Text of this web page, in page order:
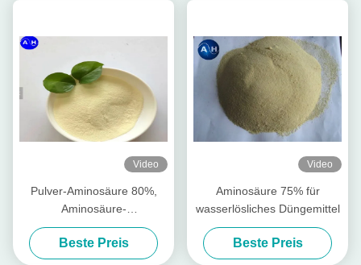
Video
Pulver-Aminosäure 80%,
Aminosäure-
Landwirtschafts-Düngemittel
regen Wurzel-Wachstum an
Beste Preis
Video
Aminosäure 75% für
wasserlösliches Düngemittel
Beste Preis